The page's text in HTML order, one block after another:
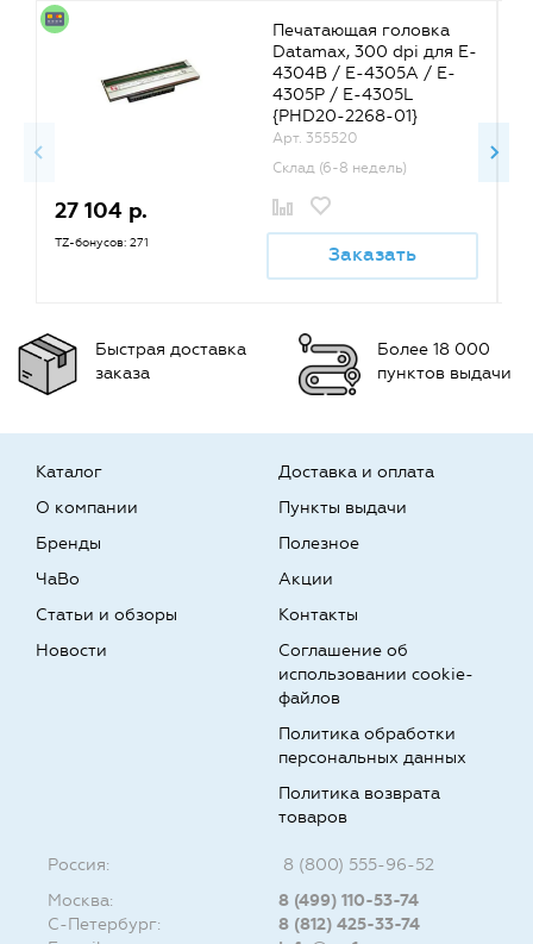
Печатающая головка
Datamax, 300 dpi для E-
4304B / E-4305A / E-
4305P / E-4305L
{PHD20-2268-01}
Арт. 355520
Склад (6-8 недель)
27 104 р.
TZ-бонусов: 271 Заказать
Быстрая доставка
заказа
Более 18 000
пунктов выдачи
Каталог
О компании
Бренды
Доставка и оплата
Пункты выдачи
Полезное
ЧаВо
Статьи и обзоры
Новости
Акции
Контакты
Соглашение об
использовании cookie-
файлов
Политика обработки
персональных данных
Политика возврата
товаров
Россия:
8 (800) 555-96-52
Москва:
8 (499) 110-53-74
С-Петербург:
8 (812) 425-33-74